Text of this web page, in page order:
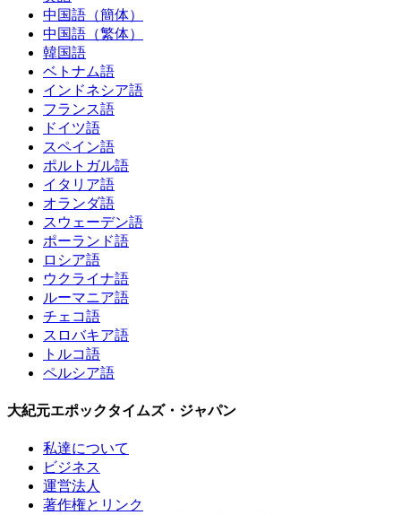
中国語（簡体）
中国語（繁体）
韓国語
ベトナム語
インドネシア語
フランス語
ドイツ語
スペイン語
ポルトガル語
イタリア語
オランダ語
スウェーデン語
ポーランド語
ロシア語
ウクライナ語
ルーマニア語
チェコ語
スロバキア語
トルコ語
ペルシア語
大紀元エポックタイムズ・ジャパン
私達について
ビジネス
運営法人
著作権とリンク